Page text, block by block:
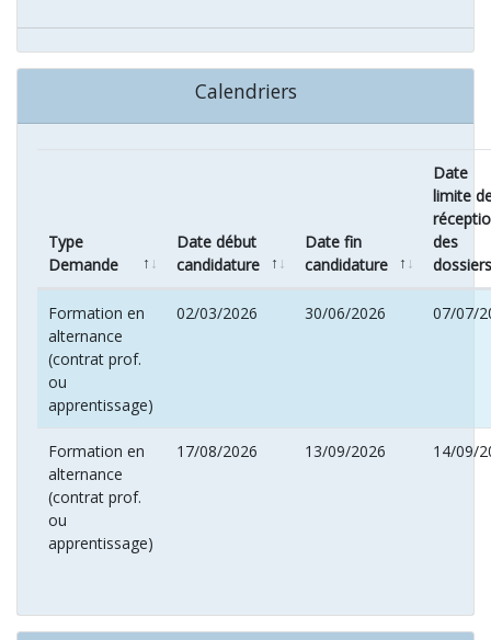
Calendriers
Type
Demande
Date début
candidature
Date fin
candidature
Date
limite
des
dossiers
Formation en
alternance
(contrat prof.
ou
apprentissage)
02/03/2026 30/06/2026 07/07/
Formation en
alternance
(contrat prof.
ou
apprentissage)
17/08/2026 13/09/2026 14/09/